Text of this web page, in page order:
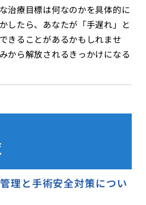
治療目標は何なのかを具体的に
したら、あなたが「手遅れ」と
きることがあるかもしれませ
から解放されるきっかけになる
理と手術安全対策につい